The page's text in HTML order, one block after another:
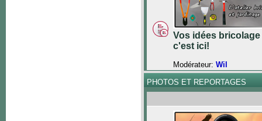
Vos idées
c'est ici!
Modérateur: Wil
PHOTOS ET REPORTAGES